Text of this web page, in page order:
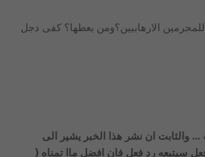
من 42 دولة فهل الشهادة للمجرمين الارهابيين؟ومن يعطها؟ كفى دجل
… والثابت ان نشر هذا الخبر يشير الى
سيتبعه رد فعل فان افضل ماا تمناه (